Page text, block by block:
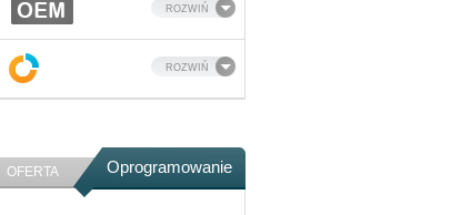
ROZWIŃ
ROZWIŃ
OFERTA Oprogramowanie